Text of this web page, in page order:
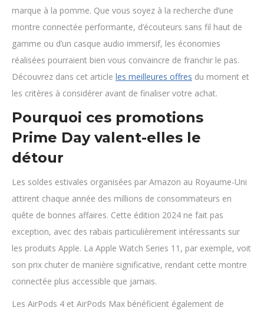
marque à la pomme. Que vous soyez à la recherche d’une
montre connectée performante, d’écouteurs sans fil haut de
gamme ou d’un casque audio immersif, les économies
réalisées pourraient bien vous convaincre de franchir le pas.
Découvrez dans cet article les meilleures offres du moment et
les critères à considérer avant de finaliser votre achat.
Pourquoi ces promotions
Prime Day valent-elles le
détour
Les soldes estivales organisées par Amazon au Royaume-Uni
attirent chaque année des millions de consommateurs en
quête de bonnes affaires. Cette édition 2024 ne fait pas
exception, avec des rabais particulièrement intéressants sur
les produits Apple. La Apple Watch Series 11, par exemple, voit
son prix chuter de manière significative, rendant cette montre
connectée plus accessible que jamais.
Les AirPods 4 et AirPods Max bénéficient également de